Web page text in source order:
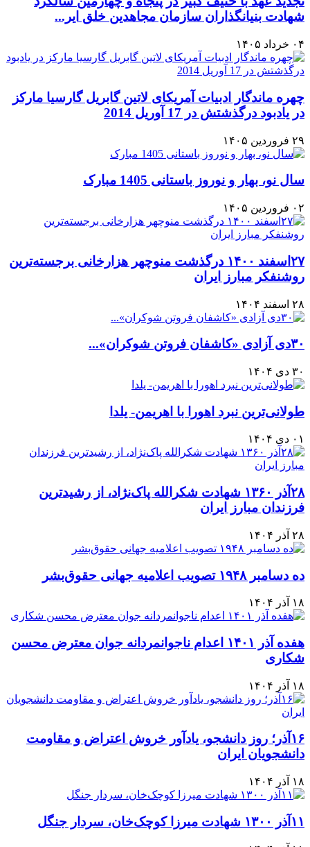
شهادت بنیانگذاران سازمان مجاهدین خلق ایر...
۰۴ خرداد ۱۴۰۵
چهره ماندگار ادبیات آمریکای لاتین گابریل گارسیا مارکز
در یادبود درگذشتش در 17 آوریل 2014
۲۹ فروردین ۱۴۰۵
سال نو، بهار و نوروز باستانی 1405 مبارک
۰۲ فروردین ۱۴۰۵
۲۷اسفند ۱۴۰۰ درگذشت منوچهر هزارخانی برجسته‌ترین
روشنفکر مبارز ایران
۲۸ اسفند ۱۴۰۴
۳۰دی آزادی «کاشفان فروتن شوکران»...
۳۰ دی ۱۴۰۴
طولانی‌ترین نبرد اهورا با اهریمن- یلدا
۰۱ دی ۱۴۰۴
۲۸آذر ۱۳۶۰ شهادت شکرالله پاک‌نژاد، از رشیدترین
فرزندان مبارز ایران
۲۸ آذر ۱۴۰۴
ده دسامبر ۱۹۴۸ تصویب اعلامیه جهانی حقوق‌بشر
۱۸ آذر ۱۴۰۴
هفده آذر ۱۴۰۱ اعدام ناجوانمردانه جوان معترض محسن
شکاری
۱۸ آذر ۱۴۰۴
۱۶آذر؛ روز دانشجو، یادآور خروش اعتراض و مقاومت
دانشجویان ایران
۱۸ آذر ۱۴۰۴
۱۱آذر ۱۳۰۰ شهادت میرزا کوچک‌خان، سردار جنگل